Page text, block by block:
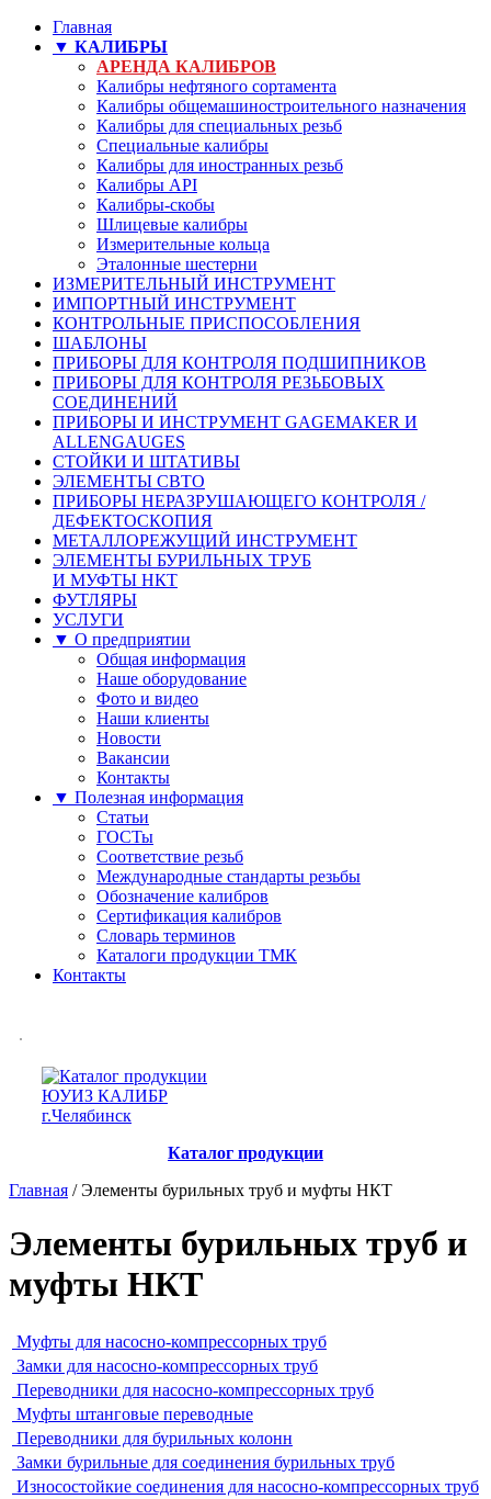
Главная
▼ КАЛИБРЫ
АРЕНДА КАЛИБРОВ
Калибры нефтяного сортамента
Калибры общемашиностроительного назначения
Калибры для специальных резьб
Специальные калибры
Калибры для иностранных резьб
Калибры API
Калибры-скобы
Шлицевые калибры
Измерительные кольца
Эталонные шестерни
ИЗМЕРИТЕЛЬНЫЙ ИНСТРУМЕНТ
ИМПОРТНЫЙ ИНСТРУМЕНТ
КОНТРОЛЬНЫЕ ПРИСПОСОБЛЕНИЯ
ШАБЛОНЫ
ПРИБОРЫ ДЛЯ КОНТРОЛЯ ПОДШИПНИКОВ
ПРИБОРЫ ДЛЯ КОНТРОЛЯ РЕЗЬБОВЫХ
СОЕДИНЕНИЙ
ПРИБОРЫ И ИНСТРУМЕНТ GAGEMAKER И
ALLENGAUGES
СТОЙКИ И ШТАТИВЫ
ЭЛЕМЕНТЫ СВТО
ПРИБОРЫ НЕРАЗРУШАЮЩЕГО КОНТРОЛЯ /
ДЕФЕКТОСКОПИЯ
МЕТАЛЛОРЕЖУЩИЙ ИНСТРУМЕНТ
ЭЛЕМЕНТЫ БУРИЛЬНЫХ ТРУБ
И МУФТЫ НКТ
ФУТЛЯРЫ
УСЛУГИ
▼ О предприятии
Общая информация
Наше оборудование
Фото и видео
Наши клиенты
Новости
Вакансии
Контакты
▼ Полезная информация
Статьи
ГОСТы
Соответствие резьб
Международные стандарты резьбы
Обозначение калибров
Сертификация калибров
Словарь терминов
Каталоги продукции ТМК
Контакты
Каталог продукции
Главная / Элементы бурильных труб и муфты НКТ
Элементы бурильных труб и
муфты НКТ
Муфты для насосно-компрессорных труб
Замки для насосно-компрессорных труб
Переводники для насосно-компрессорных труб
Муфты штанговые переводные
Переводники для бурильных колонн
Замки бурильные для соединения бурильных труб
Износостойкие соединения для насосно-компрессорных труб